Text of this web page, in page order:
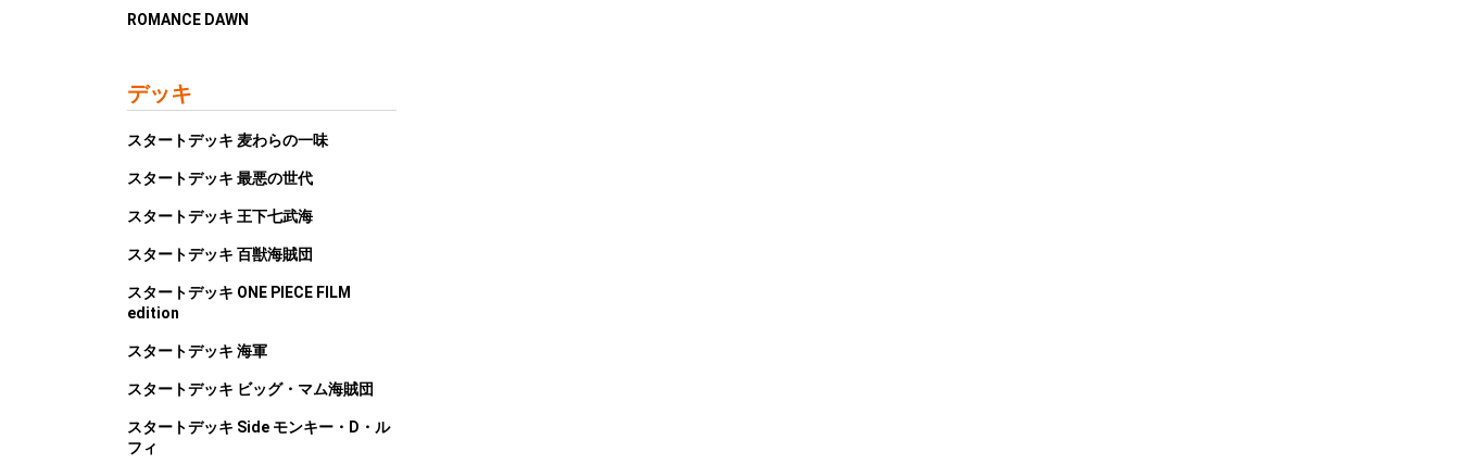
ROMANCE DAWN
デッキ
スタートデッキ 麦わらの一味
スタートデッキ 最悪の世代
スタートデッキ 王下七武海
スタートデッキ 百獣海賊団
スタートデッキ ONE PIECE FILM
edition
スタートデッキ 海軍
スタートデッキ ビッグ・マム海賊団
スタートデッキ Side モンキー・D・ル
フィ